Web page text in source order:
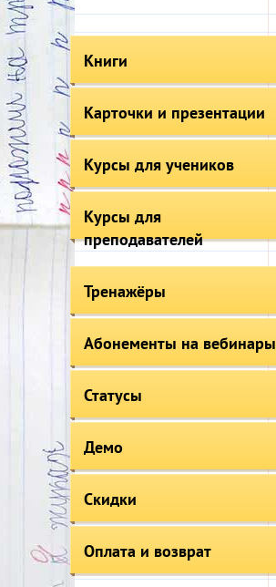
Книги
Карточки и презентации
Курсы для учеников
Курсы для
преподавателей
Тренажёры
Абонементы на вебинары
Статусы
Демо
Скидки
Оплата и возврат